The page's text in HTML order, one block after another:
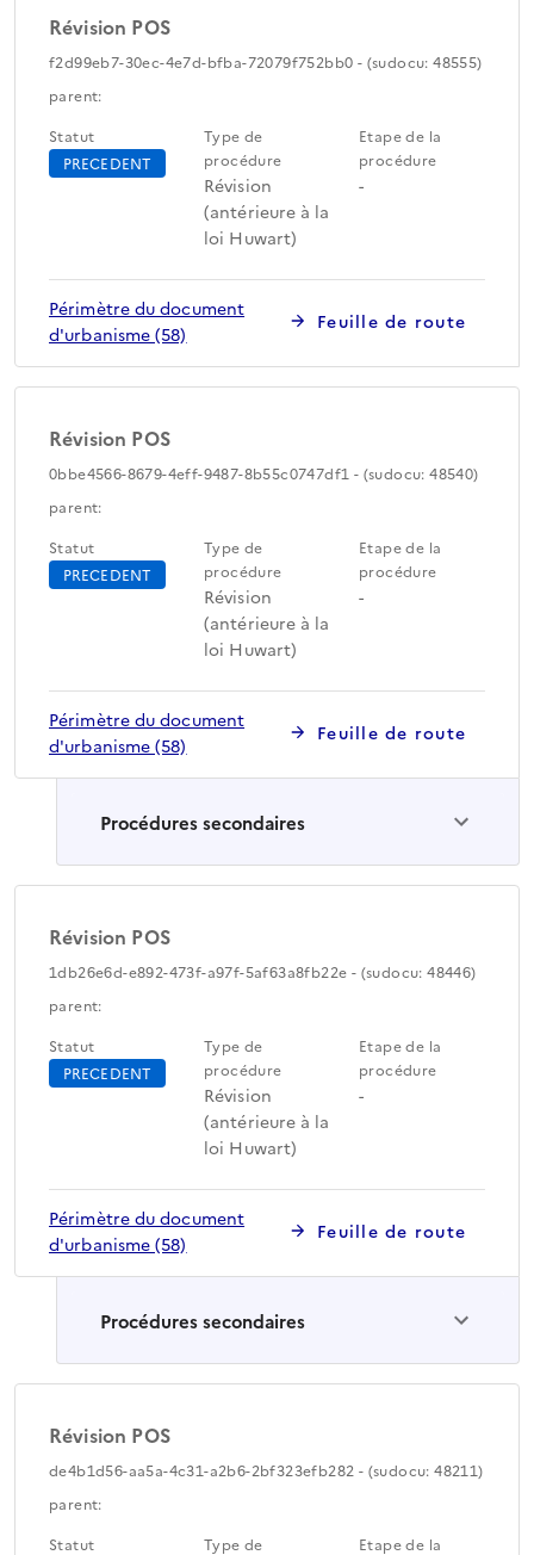
Révision POS
f2d99eb7-30ec-4e7d-bfba-72079f752bb0 - (sudocu: 48555)
parent:
Statut
PRECEDENT
Type de
procédure
Révision
(antérieure à la
loi Huwart)
Etape de la
procédure
-
Périmètre du document
d'urbanisme (58)
Feuille de route
Révision POS
0bbe4566-8679-4eff-9487-8b55c0747df1 - (sudocu: 48540)
parent:
Statut
PRECEDENT
Type de
procédure
Révision
(antérieure à la
loi Huwart)
Etape de la
procédure
-
Périmètre du document
d'urbanisme (58)
Feuille de route
Procédures secondaires
Révision POS
1db26e6d-e892-473f-a97f-5af63a8fb22e - (sudocu: 48446)
parent:
Statut
PRECEDENT
Type de
procédure
Révision
(antérieure à la
loi Huwart)
Etape de la
procédure
-
Périmètre du document
d'urbanisme (58)
Feuille de route
Procédures secondaires
Révision POS
de4b1d56-aa5a-4c31-a2b6-2bf323efb282 - (sudocu: 48211)
parent:
Statut
Type de
Etape de la